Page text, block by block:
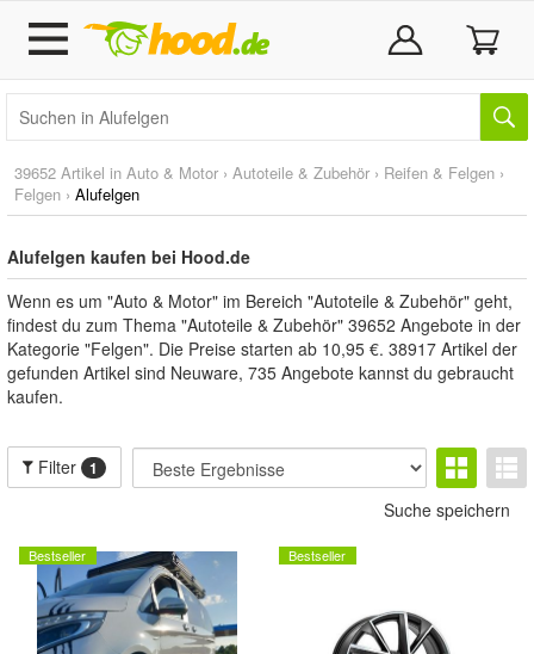
39652 Artikel in Auto & Motor › Autoteile & Zubehör › Reifen & Felgen ›
Felgen › Alufelgen
Alufelgen kaufen bei Hood.de
Wenn es um "Auto & Motor" im Bereich "Autoteile & Zubehör" geht,
findest du zum Thema "Autoteile & Zubehör" 39652 Angebote in der
Kategorie "Felgen". Die Preise starten ab 10,95 €. 38917 Artikel der
gefunden Artikel sind Neuware, 735 Angebote kannst du gebraucht
kaufen.
Filter 1
Suche speichern
Bestseller Bestseller